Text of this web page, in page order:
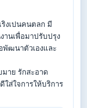
ริงเปนคนตลก มี
านเพื่อมาปรับปรุง
พัฒนาตัวเองและ
าย รักสะอาด
ใส่ใจการให้บริการ